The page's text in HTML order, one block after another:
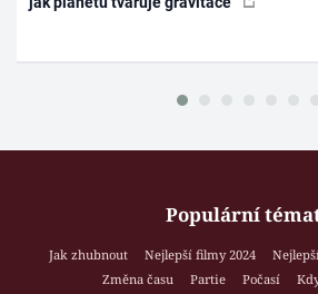
Populární
Jak zhubnout Nejlepší filmy 2024
Změna času
Partie Počasí